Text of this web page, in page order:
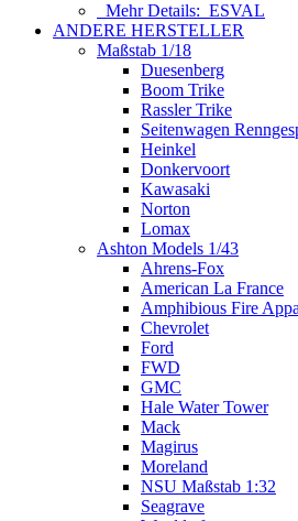
Mehr Details: ESVAL
ANDERE HERSTELLER
Maßstab 1/18
Duesenberg
Boom Trike
Rassler Trike
Seitenwagen
Heinkel
Donkervoort
Kawasaki
Norton
Lomax
Ashton Models 1/43
Ahrens-Fox
American La France
Amphibious Fire
Chevrolet
Ford
FWD
GMC
Hale Water Tower
Mack
Magirus
Moreland
NSU Maßstab 1:32
Seagrave